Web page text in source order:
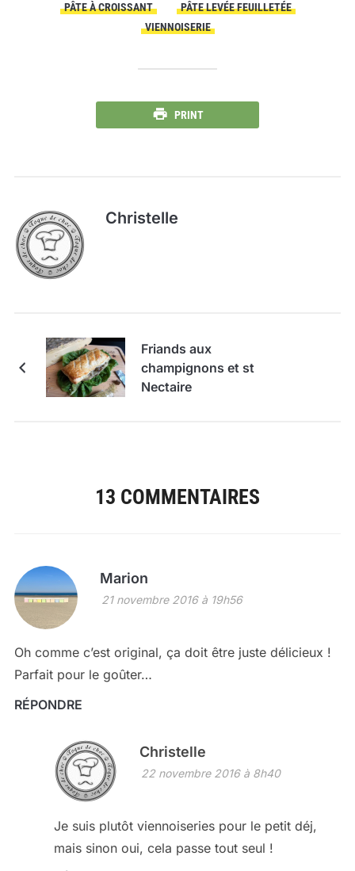
PÂTE À CROISSANT
PÂTE LEVÉE FEUILLETÉE
VIENNOISERIE
PRINT
Christelle
Friands aux
champignons et st
Nectaire
13 COMMENTAIRES
Marion
21 novembre 2016 à 19h56
Oh comme c’est original, ça doit être juste délicieux !
Parfait pour le goûter…
RÉPONDRE
Christelle
22 novembre 2016 à 8h40
Je suis plutôt viennoiseries pour le petit déj,
mais sinon oui, cela passe tout seul !